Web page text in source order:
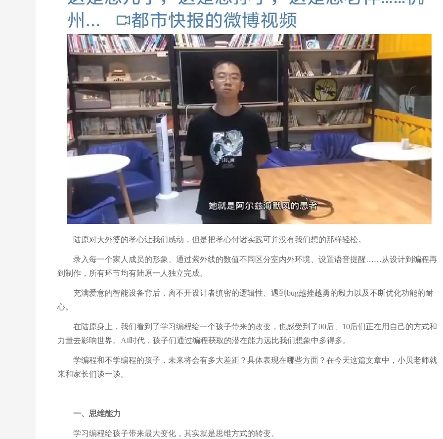
陆原对大外婆的孝心让我们感动，但是把孝心付诸实践可并没有我们想的那样轻松。
录入每一个家人成员的形象、通过紫外线的数值不同区分室内外环境、设置语音提醒…… 从设计到编程再
到制作，所有环节均有陆原一人独立完成。
充满爱意的智能设备背后，离不开设计者缜密的逻辑性、遇到 bug越挫越勇的毅力以及不断优化功能的耐
心。
在陆原身上，我们看到了学习编程给一个孩子带来的改变，也感受到了00后、 10后们正在用自己的方式和
力量去影响世界。 AI时代，孩子们通过编程获取的潜在能力远比我们想象中多得多。
学编程和不学编程的孩子，未来将会有多大差距？具体表现在哪些方面？在今天这篇文章中，小贝老师就
来和家长们谈一谈。
一、思维能力
学习编程给孩子带来最大变化，其实就是思维方式的转变。